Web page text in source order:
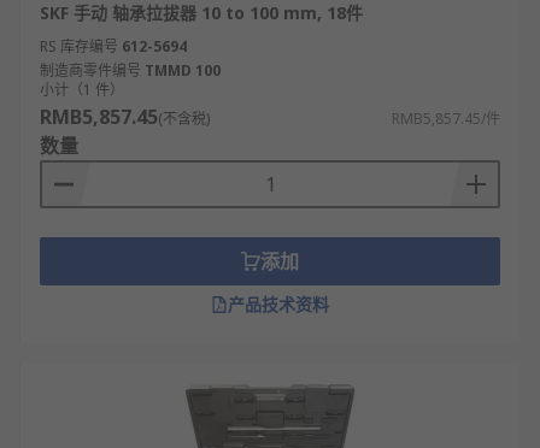
SKF 手动 轴承拉拔器 10 to 100 mm, 18件
RS 库存编号 612-5694
制造商零件编号 TMMD 100
小计（1 件）
RMB5,857.45(不含税) RMB5,857.45/件
数量
添加
产品技术资料